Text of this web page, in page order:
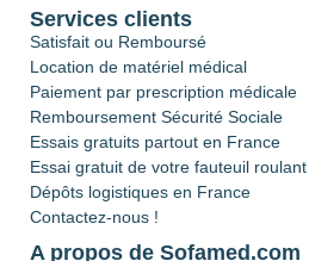
Services clients
Satisfait ou Remboursé
Location de matériel médical
Paiement par prescription médicale
Remboursement Sécurité Sociale
Essais gratuits partout en France
Essai gratuit de votre fauteuil roulant
Dépôts logistiques en France
Contactez-nous !
A propos de Sofamed.com